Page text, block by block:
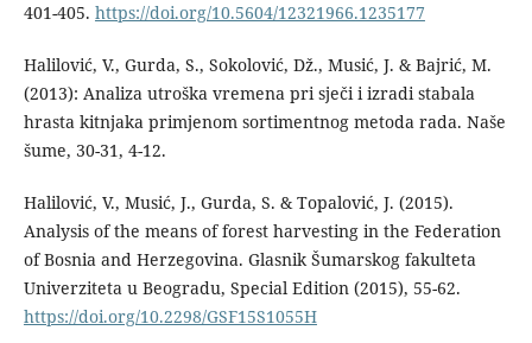
401-405. https://doi.org/10.5604/12321966.1235177
Halilović, V., Gurda, S., Sokolović, Dž., Musić, J. & Bajrić, M.
(2013): Analiza utroška vremena pri sječi i izradi stabala
hrasta kitnjaka primjenom sortimentnog metoda rada. Naše
šume, 30-31, 4-12.
Halilović, V., Musić, J., Gurda, S. & Topalović, J. (2015).
Analysis of the means of forest harvesting in the Federation
of Bosnia and Herzegovina. Glasnik Šumarskog fakulteta
Univerziteta u Beogradu, Special Edition (2015), 55-62.
https://doi.org/10.2298/GSF15S1055H